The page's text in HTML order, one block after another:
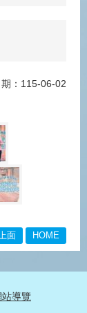
期：115-06-02
面 HOME
站導覽